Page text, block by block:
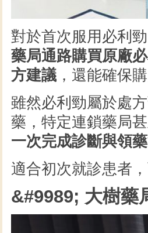
對於首次服用必利
藥局通路購買原廠
方建議 ，還能確保
雖然必利勁屬於處
藥，特定連鎖藥局
一次完成診斷與領
適合初次就診患者
&#9989; 大樹藥